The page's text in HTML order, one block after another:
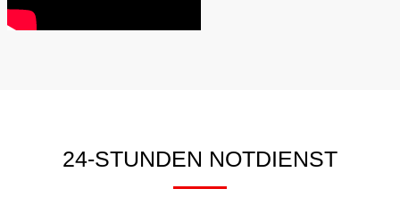
24-STUNDEN NOTDIENST